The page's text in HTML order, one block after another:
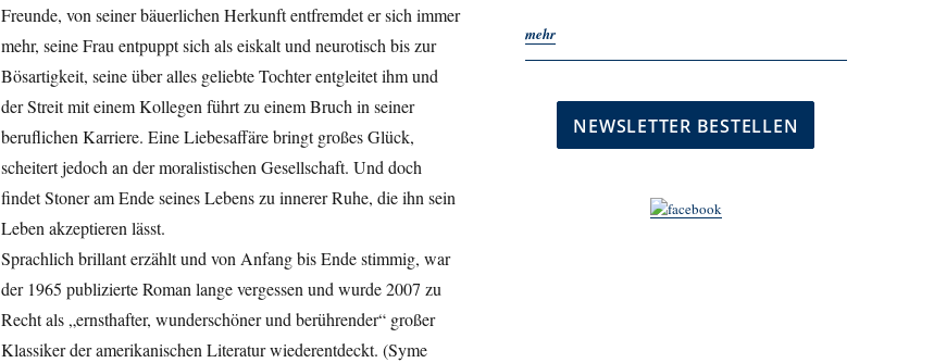
Freunde, von seiner bäuerlichen Herkunft entfremdet er sich immer
mehr, seine Frau entpuppt sich als eiskalt und neurotisch bis zur
Bösartigkeit, seine über alles geliebte Tochter entgleitet ihm und
der Streit mit einem Kollegen führt zu einem Bruch in seiner
beruflichen Karriere. Eine Liebesaffäre bringt großes Glück,
scheitert jedoch an der moralistischen Gesellschaft. Und doch
findet Stoner am Ende seines Lebens zu innerer Ruhe, die ihn sein
Leben akzeptieren lässt.
Sprachlich brillant erzählt und von Anfang bis Ende stimmig, war
der 1965 publizierte Roman lange vergessen und wurde 2007 zu
Recht als „ernsthafter, wunderschöner und berührender“ großer
Klassiker der amerikanischen Literatur wiederentdeckt. (Syme
mehr